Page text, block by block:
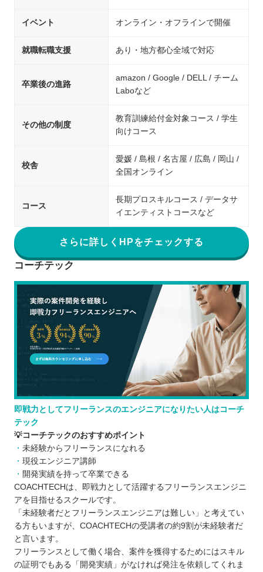
イベント オンライン・オフラインで開催
就職転職支援 あり・地方都心全域で対応
卒業後の進路
amazon / Google / DELL / チーム
Laboなど
その他の制度
教育訓練給付金対象コース / 学生
向けコース
校舎
愛媛 / 島根 / 名古屋 / 広島 / 岡山 /
全国オンライン
コース
長期プロスキルコース / データサ
イエンティストコースなど
さらに詳しくHPをチェックする
コーチテック
即戦力としてフリーランスのエンジニアになりたい人はコーチ
テック
💡コーチテックのおすすめポイント
未経験からフリーランスになれる
現役エンジニア講師
開発実績を持って卒業できる
COACHTECHは、即戦力として活躍するフリーランスエンジニ
アを目指せるスクールです。
「未経験者だとフリーランスエンジニアは難しい」と考えてい
る方もいますが、COACHTECHの受講者の約9割が未経験者だ
と言います。
フリーランスとして働く場合、案件を獲得するためにはスキル
の証明でもある「開発実績」がなければ発注を依頼してくれま